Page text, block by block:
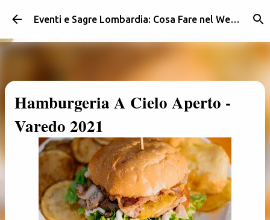
Passa ai contenuti principali Eventi e Sagre Lombardia: Cosa Fare nel Weekend | Weekendidea
Hamburgeria A Cielo Aperto -
Varedo 2021